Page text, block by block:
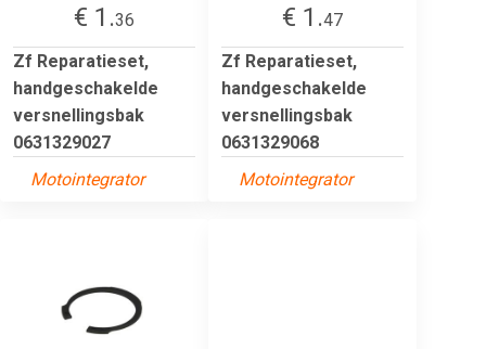
€ 1.36
Zf Reparatieset,
handgeschakelde
versnellingsbak
0631329027
Motointegrator
€ 1.47
Zf Reparatieset,
handgeschakelde
versnellingsbak
0631329068
Motointegrator